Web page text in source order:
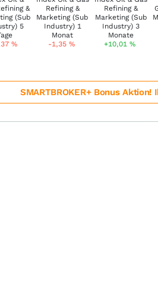
% -1,35 % +10,01%
SMARTBROKER+ Bonus